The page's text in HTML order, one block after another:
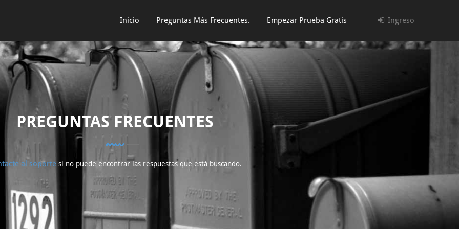
Inicio Preguntas Más Frecuentes. Empezar Prueba Gratis Ingreso
PREGUNTAS FRECUENTES
al soportesi no puede encontrar las respuestas que está buscando.